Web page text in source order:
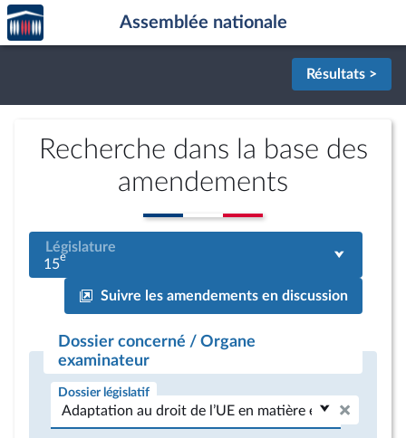
Aller au contenu
Aller en bas de la page
Accèder
à la
page
Assemblée nationale
Résultats >
Recherche dans la base des
amendements
Législature
15e
Suivre les amendements en discussion
Dossier concerné / Organe
examinateur
Dossier législatif